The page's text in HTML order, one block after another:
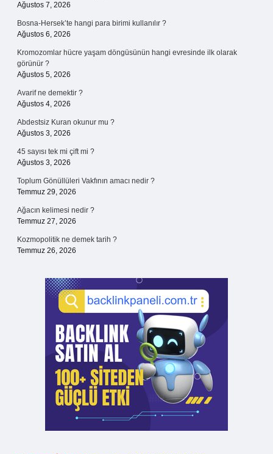
Ağustos 7, 2026
Bosna-Hersek’te hangi para birimi kullanılır ?
Ağustos 6, 2026
Kromozomlar hücre yaşam döngüsünün hangi evresinde ilk olarak
görünür ?
Ağustos 5, 2026
Avarif ne demektir ?
Ağustos 4, 2026
Abdestsiz Kuran okunur mu ?
Ağustos 3, 2026
45 sayısı tek mi çift mi ?
Ağustos 3, 2026
Toplum Gönüllüleri Vakfının amacı nedir ?
Temmuz 29, 2026
Ağacın kelimesi nedir ?
Temmuz 27, 2026
Kozmopolitik ne demek tarih ?
Temmuz 26, 2026